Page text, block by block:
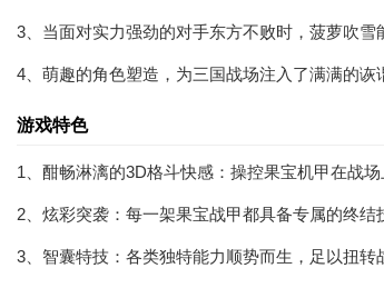
3、当面对实力强劲的对手东方不败时，菠萝吹雪
4、萌趣的角色塑造，为三国战场注入了满满的诙
游戏特色
1、酣畅淋漓的3D格斗快感：操控果宝机甲在战场
2、炫彩突袭：每一架果宝战甲都具备专属的终结
3、智囊特技：各类独特能力顺势而生，足以扭转